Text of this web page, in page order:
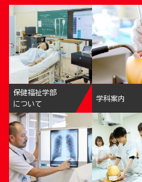
保健福祉学部
について
学科案内